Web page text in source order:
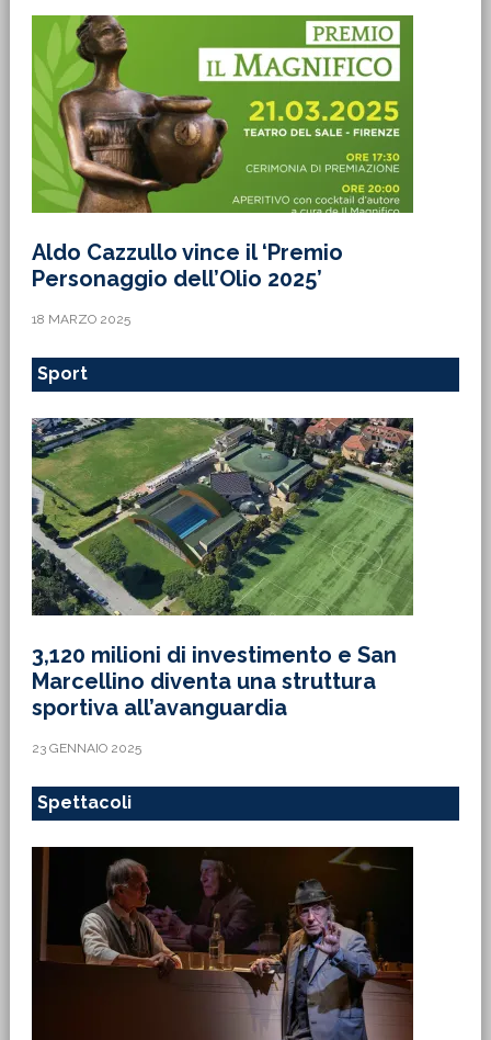
Aldo Cazzullo vince il ‘Premio
Personaggio dell’Olio 2025’
18 MARZO 2025
Sport
3,120 milioni di investimento e San
Marcellino diventa una struttura
sportiva all’avanguardia
23 GENNAIO 2025
Spettacoli